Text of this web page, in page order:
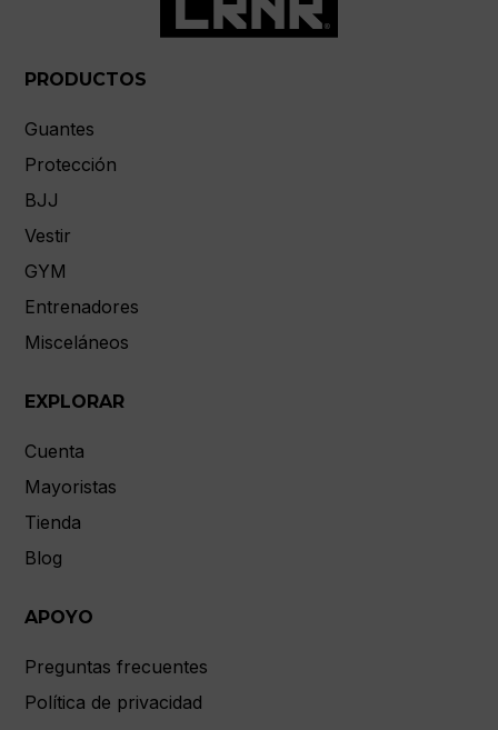
PRODUCTOS
Guantes
Protección
BJJ
Vestir
GYM
Entrenadores
Misceláneos
EXPLORAR
Cuenta
Mayoristas
Tienda
Blog
APOYO
Preguntas frecuentes
Política de privacidad